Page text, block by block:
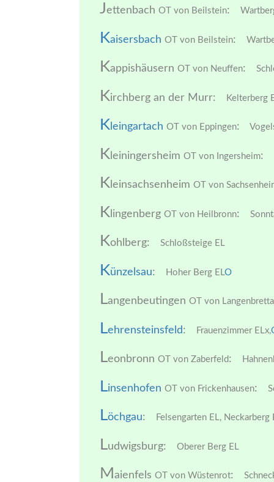
Jettenbach OT von Beilstein:
Kaisersbach OT von Beilstein:
Kappishäusern OT von Neuffen:
Kirchberg an der Murr: Kelterberg
K leingartach OT von Eppingen:
K leiningersheim OT von Ingersheim:
K leinsachsenheim OT von
K lingenberg OT von Heilbronn:
Kohlberg: Schloßsteige EL
Künzelsau: Hoher Berg ELO
Langenbeutingen OT von
Lehrensteinsfeld: Frauenzimmer ELx,
Leonbronn OT von Zaberfeld :
Linsenhofen OT von Frickenhausen:
Löchgau: Felsengarten EL,Neckarberg
Ludwigsburg: Oberer Berg EL
M aienfels OT von Wüstenrot: